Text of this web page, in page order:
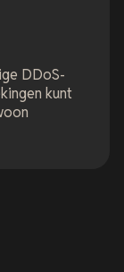
DDoS-
kunt